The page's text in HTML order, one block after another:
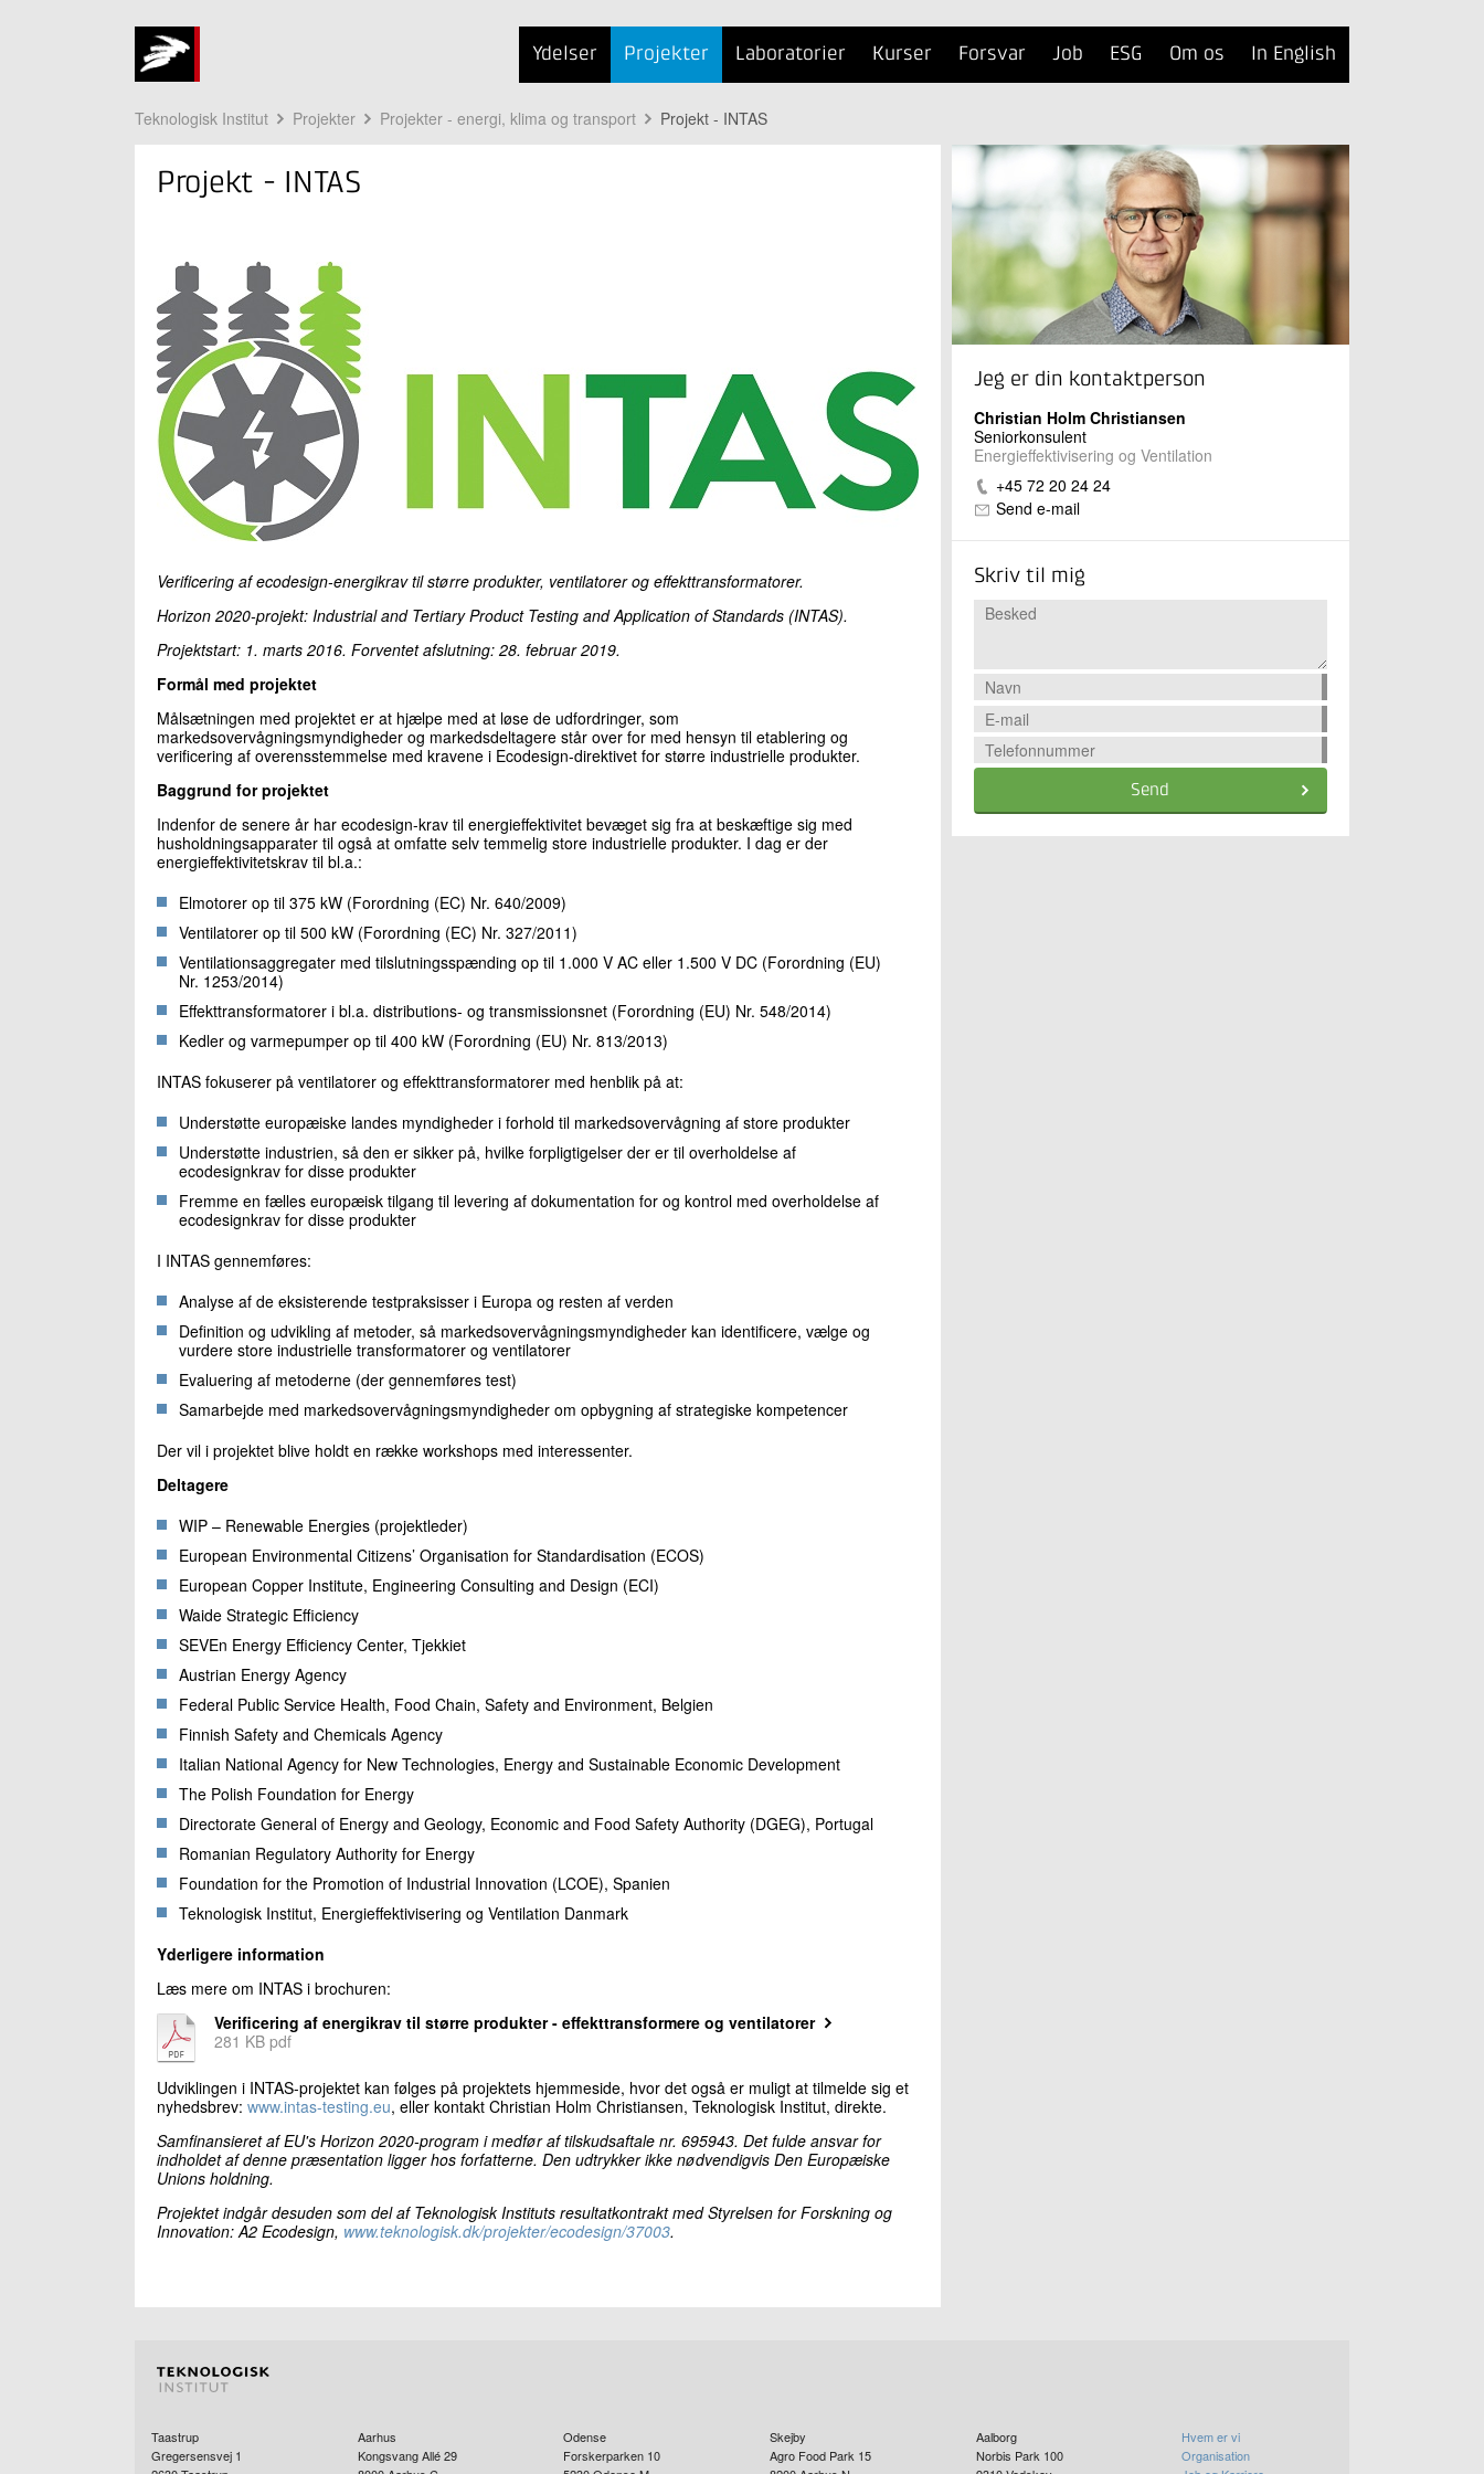
Ydelser Projekter Laboratorier Kurser Forsvar Job ESG Om os In English
Teknologisk Institut Projekter Projekter - energi, klima og transport Projekt - INTAS
Projekt - INTAS
Verificering af ecodesign-energikrav til større produkter, ventilatorer og effekttransformatorer.
Horizon 2020-projekt: Industrial and Tertiary Product Testing and Application of Standards (INTAS).
Projektstart: 1. marts 2016. Forventet afslutning: 28. februar 2019.
Formål med projektet
Målsætningen med projektet er at hjælpe med at løse de udfordringer, som
markedsovervågningsmyndigheder og markedsdeltagere står over for med hensyn til etablering og
verificering af overensstemmelse med kravene i Ecodesign-direktivet for større industrielle produkter.
Baggrund for projektet
Indenfor de senere år har ecodesign-krav til energieffektivitet bevæget sig fra at beskæftige sig med
husholdningsapparater til også at omfatte selv temmelig store industrielle produkter. I dag er der
energieffektivitetskrav til bl.a.:
Elmotorer op til 375 kW (Forordning (EC) Nr. 640/2009)
Ventilatorer op til 500 kW (Forordning (EC) Nr. 327/2011)
Ventilationsaggregater med tilslutningsspænding op til 1.000 V AC eller 1.500 V DC (Forordning (EU)
Nr. 1253/2014)
Effekttransformatorer i bl.a. distributions- og transmissionsnet (Forordning (EU) Nr. 548/2014)
Kedler og varmepumper op til 400 kW (Forordning (EU) Nr. 813/2013)
INTAS fokuserer på ventilatorer og effekttransformatorer med henblik på at:
Understøtte europæiske landes myndigheder i forhold til markedsovervågning af store produkter
Understøtte industrien, så den er sikker på, hvilke forpligtigelser der er til overholdelse af
ecodesignkrav for disse produkter
Fremme en fælles europæisk tilgang til levering af dokumentation for og kontrol med overholdelse af
ecodesignkrav for disse produkter
I INTAS gennemføres:
Analyse af de eksisterende testpraksisser i Europa og resten af verden
Definition og udvikling af metoder, så markedsovervågningsmyndigheder kan identificere, vælge og
vurdere store industrielle transformatorer og ventilatorer
Evaluering af metoderne (der gennemføres test)
Samarbejde med markedsovervågningsmyndigheder om opbygning af strategiske kompetencer
Der vil i projektet blive holdt en række workshops med interessenter.
Deltagere
WIP – Renewable Energies (projektleder)
European Environmental Citizens’ Organisation for Standardisation (ECOS)
European Copper Institute, Engineering Consulting and Design (ECI)
Waide Strategic Efficiency
SEVEn Energy Efficiency Center, Tjekkiet
Austrian Energy Agency
Federal Public Service Health, Food Chain, Safety and Environment, Belgien
Finnish Safety and Chemicals Agency
Italian National Agency for New Technologies, Energy and Sustainable Economic Development
The Polish Foundation for Energy
Directorate General of Energy and Geology, Economic and Food Safety Authority (DGEG), Portugal
Romanian Regulatory Authority for Energy
Foundation for the Promotion of Industrial Innovation (LCOE), Spanien
Teknologisk Institut, Energieffektivisering og Ventilation Danmark
Yderligere information
Læs mere om INTAS i brochuren:
Verificering af energikrav til større produkter - effekttransformere og ventilatorer
281 KB pdf
Udviklingen i INTAS-projektet kan følges på projektets hjemmeside, hvor det også er muligt at tilmelde sig et
nyhedsbrev: www.intas-testing.eu, eller kontakt Christian Holm Christiansen, Teknologisk Institut, direkte.
Samfinansieret af EU's Horizon 2020-program i medfør af tilskudsaftale nr. 695943. Det fulde ansvar for
indholdet af denne præsentation ligger hos forfatterne. Den udtrykker ikke nødvendigvis Den Europæiske
Unions holdning.
Projektet indgår desuden som del af Teknologisk Instituts resultatkontrakt med Styrelsen for Forskning og
Innovation: A2 Ecodesign, www.teknologisk.dk/projekter/ecodesign/37003.
Jeg er din kontaktperson
Christian Holm Christiansen
Seniorkonsulent
Energieffektivisering og Ventilation
+45 72 20 24 24
Send e-mail
Skriv til mig
Send
Taastrup
Gregersensvej 1
Aarhus
Kongsvang Allé 29
Odense
Forskerparken 10
Skejby
Agro Food Park 15
Aalborg
Norbis Park 100
Hvem er vi
Organisation